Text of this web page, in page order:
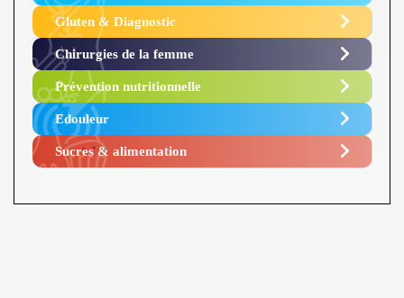
Gluten & Diagnostic
Chirurgies de la femme
Prévention nutritionnelle
Edouleur​
Sucres & alimentation​